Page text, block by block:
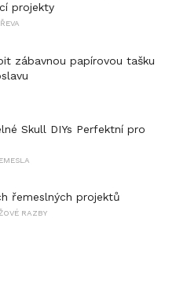
projekty
zábavnou papírovou tašku
Skull DIYs Perfektní pro
řemeslných projektů
RAZBY